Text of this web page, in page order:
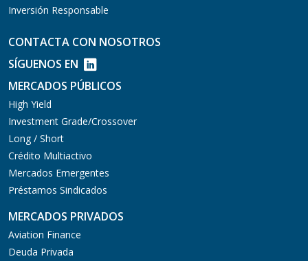
Inversión Responsable
CONTACTA CON NOSOTROS
SÍGUENOS EN
MERCADOS PÚBLICOS
High Yield
Investment Grade/Crossover
Long / Short
Crédito Multiactivo
Mercados Emergentes
Préstamos Sindicados
MERCADOS PRIVADOS
Aviation Finance
Deuda Privada